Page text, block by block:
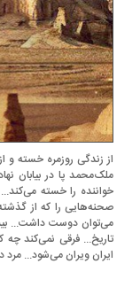
زندگی روزمره خسته و از
پا در بیابان نهاده...
را خسته می‌کند... زمان
را که از گذشته و به
دوست داشت... بیش‌تر با
فرقی نمی‌کند چه کسی
ویران می‌شود... مرد